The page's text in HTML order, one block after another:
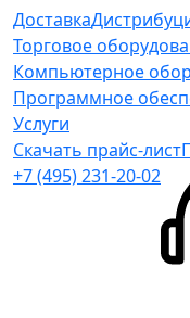
Доставка
Торговое
Компьютерное
Программное
Услуги
Скачать прайс-лист
+7 (495) 231-20-02